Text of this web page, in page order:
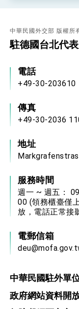
外交部
中華民國外交部 版權所
駐德國台北代
電話
+49-30-203610
傳真
+49-30-2036
地址
服務時間
週一 ~ 週五：
00 (領務櫃臺僅
放，電話正常接
電郵信箱
中華民國駐外單
政府網站資料開